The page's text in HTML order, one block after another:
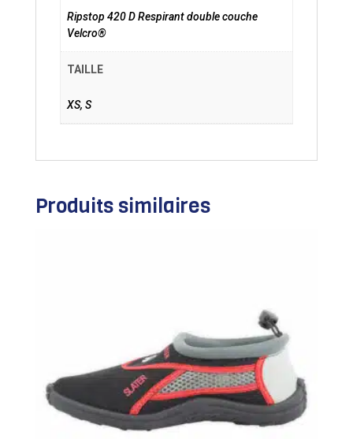
Ripstop 420 D Respirant double couche
Velcro®
TAILLE
XS, S
Produits similaires